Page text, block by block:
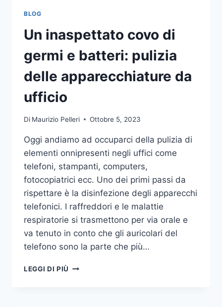
BLOG
Un inaspettato covo di
germi e batteri: pulizia
delle apparecchiature da
ufficio
Di Maurizio Pelleri Ottobre 5, 2023
Oggi andiamo ad occuparci della pulizia di
elementi onnipresenti negli uffici come
telefoni, stampanti, computers,
fotocopiatrici ecc. Uno dei primi passi da
rispettare è la disinfezione degli apparecchi
telefonici. I raffreddori e le malattie
respiratorie si trasmettono per via orale e
va tenuto in conto che gli auricolari del
telefono sono la parte che più…
LEGGI DI PIÙ UN